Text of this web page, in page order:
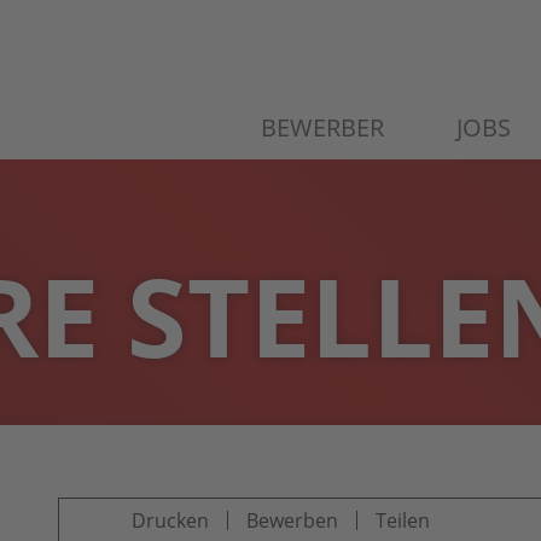
BEWERBER JOBS
Drucken Bewerben Teilen